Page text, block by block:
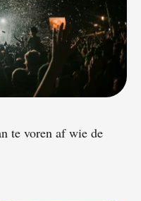
te voren af wie de